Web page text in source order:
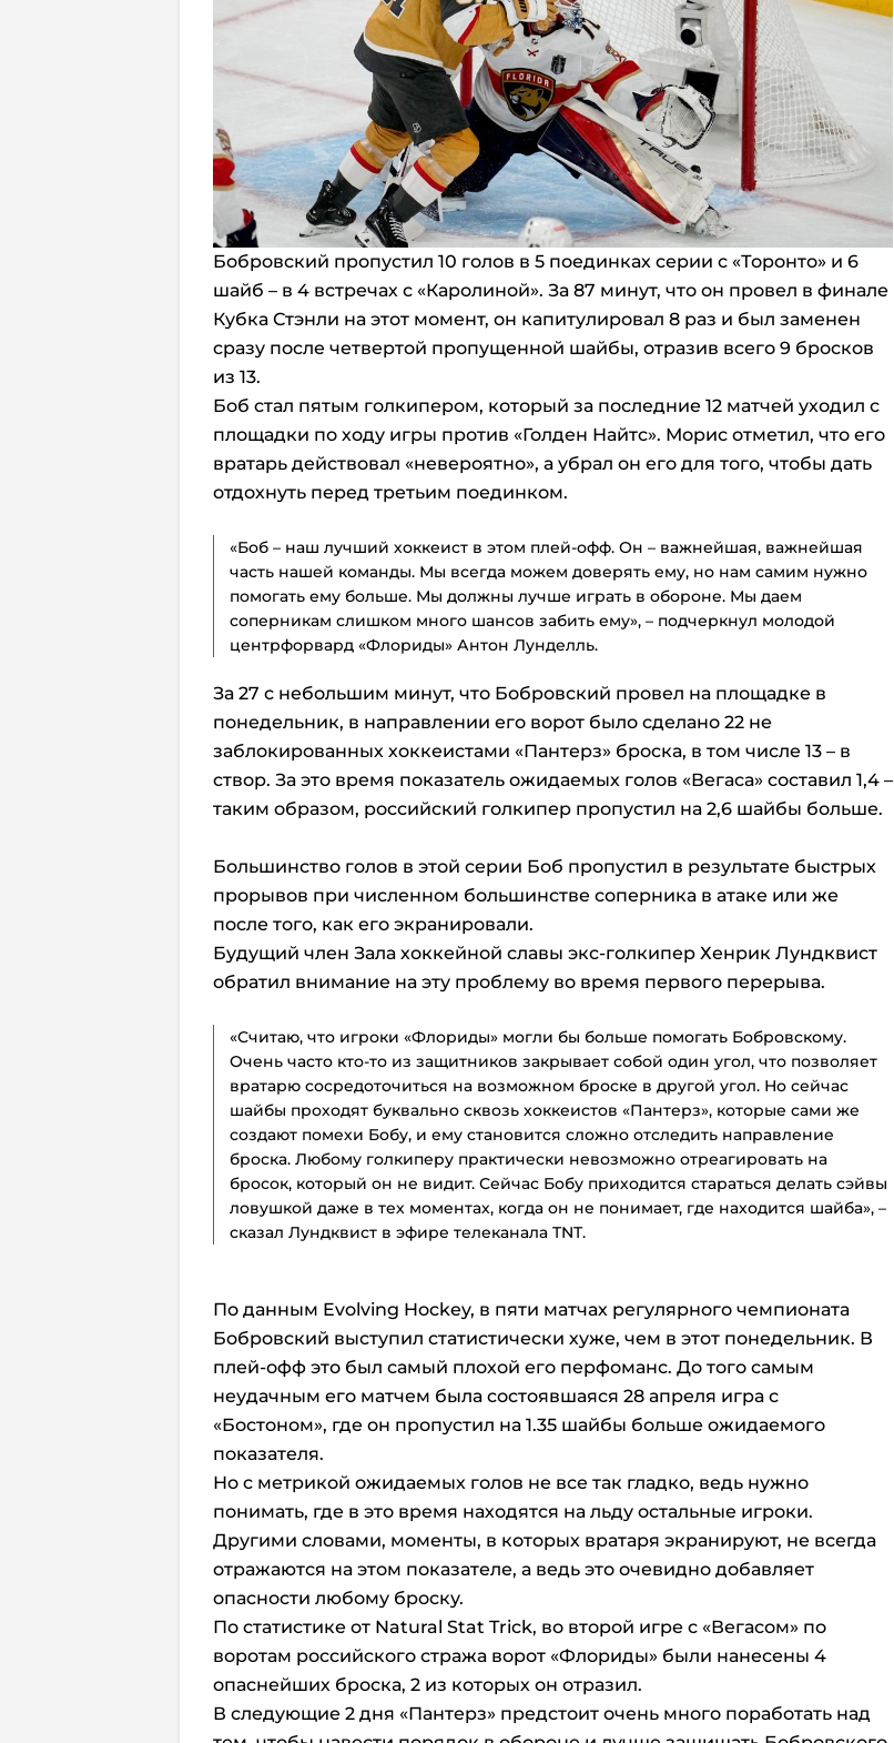
Бобровский пропустил 10 голов в 5 поединках серии с «Торонто» и 6
шайб – в 4 встречах с «Каролиной». За 87 минут, что он провел в финале
Кубка Стэнли на этот момент, он капитулировал 8 раз и был заменен
сразу после четвертой пропущенной шайбы, отразив всего 9 бросков
из 13.
Боб стал пятым голкипером, который за последние 12 матчей уходил с
площадки по ходу игры против «Голден Найтс». Морис отметил, что его
вратарь действовал «невероятно», а убрал он его для того, чтобы дать
отдохнуть перед третьим поединком.
«Боб – наш лучший хоккеист в этом плей-офф. Он – важнейшая, важнейшая
часть нашей команды. Мы всегда можем доверять ему, но нам самим нужно
помогать ему больше. Мы должны лучше играть в обороне. Мы даем
соперникам слишком много шансов забить ему», – подчеркнул молодой
центрфорвард «Флориды» Антон Лунделль.
За 27 с небольшим минут, что Бобровский провел на площадке в
понедельник, в направлении его ворот было сделано 22 не
заблокированных хоккеистами «Пантерз» броска, в том числе 13 – в
створ. За это время показатель ожидаемых голов «Вегаса» составил 1,4 –
таким образом, российский голкипер пропустил на 2,6 шайбы больше.
Большинство голов в этой серии Боб пропустил в результате быстрых
прорывов при численном большинстве соперника в атаке или же
после того, как его экранировали.
Будущий член Зала хоккейной славы экс-голкипер Хенрик Лундквист
обратил внимание на эту проблему во время первого перерыва.
«Считаю, что игроки «Флориды» могли бы больше помогать Бобровскому.
Очень часто кто-то из защитников закрывает собой один угол, что позволяет
вратарю сосредоточиться на возможном броске в другой угол. Но сейчас
шайбы проходят буквально сквозь хоккеистов «Пантерз», которые сами же
создают помехи Бобу, и ему становится сложно отследить направление
броска. Любому голкиперу практически невозможно отреагировать на
бросок, который он не видит. Сейчас Бобу приходится стараться делать сэйвы
ловушкой даже в тех моментах, когда он не понимает, где находится шайба», –
сказал Лундквист в эфире телеканала TNT.
По данным Evolving Hockey, в пяти матчах регулярного чемпионата
Бобровский выступил статистически хуже, чем в этот понедельник. В
плей-офф это был самый плохой его перфоманс. До того самым
неудачным его матчем была состоявшаяся 28 апреля игра с
«Бостоном», где он пропустил на 1.35 шайбы больше ожидаемого
показателя.
Но с метрикой ожидаемых голов не все так гладко, ведь нужно
понимать, где в это время находятся на льду остальные игроки.
Другими словами, моменты, в которых вратаря экранируют, не всегда
отражаются на этом показателе, а ведь это очевидно добавляет
опасности любому броску.
По статистике от Natural Stat Trick, во второй игре с «Вегасом» по
воротам российского стража ворот «Флориды» были нанесены 4
опаснейших броска, 2 из которых он отразил.
В следующие 2 дня «Пантерз» предстоит очень много поработать над